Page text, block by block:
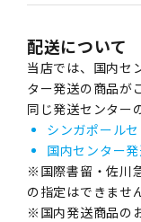
配送について
当店では、国内セ
ター発送の商品が
同じ発送センター
シンガポール
国内センター
※国際書留・佐川
の指定はできませ
※国内発送商品の